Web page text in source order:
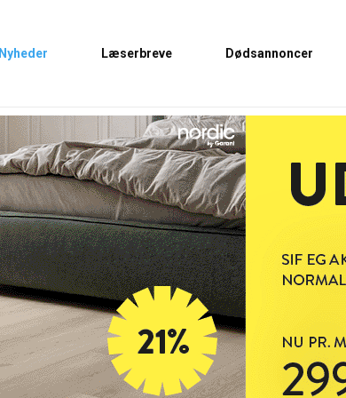
Nyheder Læserbreve Dødsannoncer